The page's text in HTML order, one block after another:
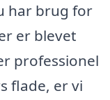
har brug for
er blevet
professionel
flade, er vi